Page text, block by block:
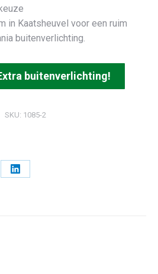
in Kaatsheuvel voor een ruim
buitenverlichting.
buitenverlichting!
SKU: 1085-2
Deel